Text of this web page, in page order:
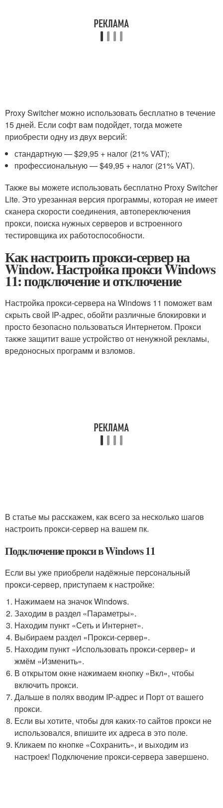
Proxy Switcher можно использовать бесплатно в течение
15 дней. Если софт вам подойдет, тогда можете
приобрести одну из двух версий:
стандартную — $29,95 + налог (21% VAT);
профессиональную — $49,95 + налог (21% VAT).
Также вы можете использовать бесплатно Proxy Switcher
Lite. Это урезанная версия программы, которая не имеет
сканера скорости соединения, автопереключения
прокси, поиска нужных серверов и встроенного
тестировщика их работоспособности.
Как настроить прокси-сервер на
Window. Настройка прокси Windows
11: подключение и отключение
Настройка прокси-сервера на Windows 11 поможет вам
скрыть свой IP-адрес, обойти различные блокировки и
просто безопасно пользоваться Интернетом. Прокси
также защитит ваше устройство от ненужной рекламы,
вредоносных программ и взломов.
В статье мы расскажем, как всего за несколько шагов
настроить прокси-сервер на вашем пк.
Подключение прокси в Windows 11
Если вы уже приобрели надёжные персональный
прокси-сервер, приступаем к настройке:
Нажимаем на значок Windows.
Заходим в раздел «Параметры».
Находим пункт «Сеть и Интернет».
Выбираем раздел «Прокси-сервер».
Находим пункт «Использовать прокси-сервер» и
жмём «Изменить».
В открытом окне нажимаем кнопку «Вкл», чтобы
включить прокси.
Дальше в полях вводим IP-адрес и Порт от вашего
прокси.
Если вы хотите, чтобы для каких-то сайтов прокси не
использовался, впишите их адреса в это поле.
Кликаем по кнопке «Сохранить», и выходим из
настроек! Подключение прокси-сервера завершено.